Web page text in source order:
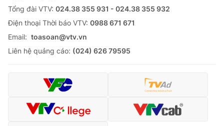
Tổng đài VTV: 024.38 355 931 - 024.38 355 932
Ðiện thoại Thời báo VTV: 0988 671 671
Email: toasoan@vtv.vn
Liên hệ quảng cáo: (024) 626 79595